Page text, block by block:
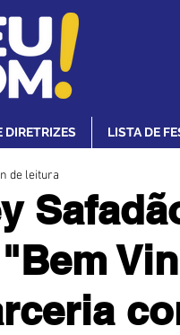
DIRETRIZES LISTA DE
de leitura